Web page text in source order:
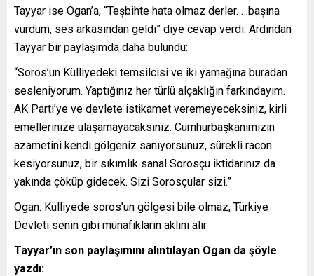
Tayyar ise Ogan’a, “Teşbihte hata olmaz derler. …başına
vurdum, ses arkasından geldi” diye cevap verdi. Ardından
Tayyar bir paylaşımda daha bulundu:
“Soros’un Külliyedeki temsilcisi ve iki yamağına buradan
sesleniyorum. Yaptığınız her türlü alçaklığın farkındayım.
AK Parti’ye ve devlete istikamet veremeyeceksiniz, kirli
emellerinize ulaşamayacaksınız. Cumhurbaşkanımızın
azametini kendi gölgeniz sanıyorsunuz, sürekli racon
kesiyorsunuz, bir sıkımlık sanal Sorosçu iktidarınız da
yakında çöküp gidecek. Sizi Sorosçular sizi.”
Ogan: Külliyede soros’un gölgesi bile olmaz, Türkiye
Devleti senin gibi münafıkların aklını alır
Tayyar’ın son paylaşımını alıntılayan Ogan da şöyle
yazdı: